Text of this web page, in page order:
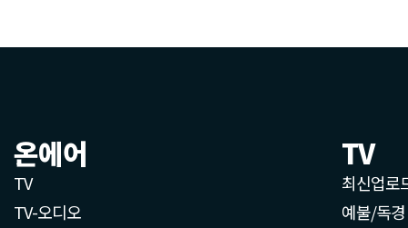
온에어
TV
TV-오디오
TV
최신업로
예불/독경